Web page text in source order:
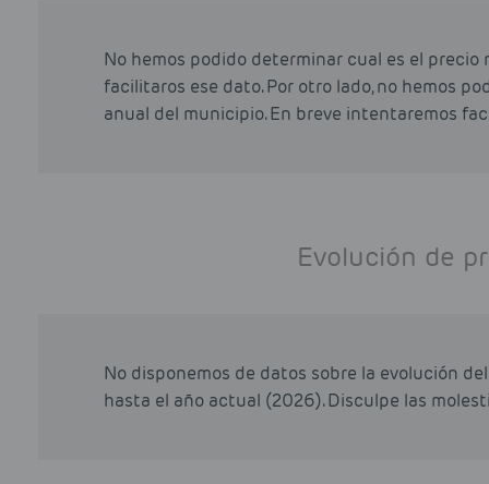
No hemos podido determinar cual es el
facilitaros ese dato. Por otro lado, no hemos
anual del municipio. En breve intentaremos
Evolución de
No disponemos de datos sobre la evolución
hasta el año actual (2026). Disculpe las